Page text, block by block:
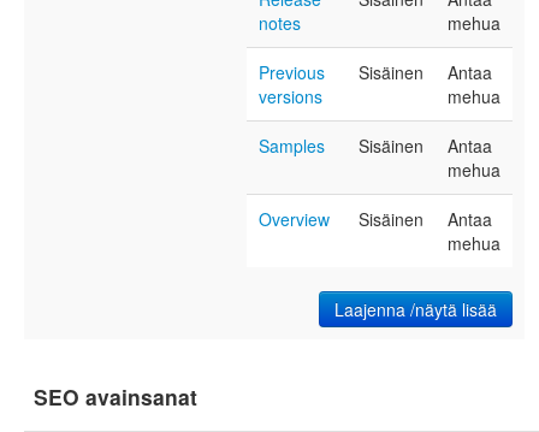
notes
mehua
Previous
versions
Sisäinen
Antaa
mehua
Samples Sisäinen
Antaa
mehua
Overview Sisäinen
Antaa
mehua
Laajenna /näytä lisää
SEO avainsanat